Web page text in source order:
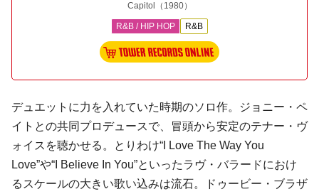
Capitol （1980）
R&B / HIP HOP R&B
デュエットに力を入れていた時期のソロ作。ジョニー・ペ
イトとの共同プロデュースで、冒頭から安定のテナー・ヴ
ォイスを聴かせる。とりわけ“I Love The Way You
Love”や“I Believe In You”といったラヴ・バラードにおけ
るスケールの大きい歌い込みは流石。ドゥービー・ブラザ